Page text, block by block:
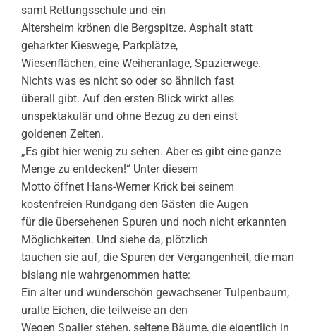
samt Rettungsschule und ein
Altersheim krönen die Bergspitze. Asphalt statt
geharkter Kieswege, Parkplätze,
Wiesenflächen, eine Weiheranlage, Spazierwege.
Nichts was es nicht so oder so ähnlich fast
überall gibt. Auf den ersten Blick wirkt alles
unspektakulär und ohne Bezug zu den einst
goldenen Zeiten.
„Es gibt hier wenig zu sehen. Aber es gibt eine ganze
Menge zu entdecken!“ Unter diesem
Motto öffnet Hans-Werner Krick bei seinem
kostenfreien Rundgang den Gästen die Augen
für die übersehenen Spuren und noch nicht erkannten
Möglichkeiten. Und siehe da, plötzlich
tauchen sie auf, die Spuren der Vergangenheit, die man
bislang nie wahrgenommen hatte:
Ein alter und wunderschön gewachsener Tulpenbaum,
uralte Eichen, die teilweise an den
Wegen Spalier stehen, seltene Bäume, die eigentlich in